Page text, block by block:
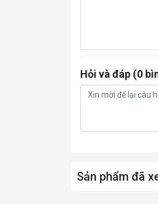
Hỏi và đáp (0
Sản phẩm đã